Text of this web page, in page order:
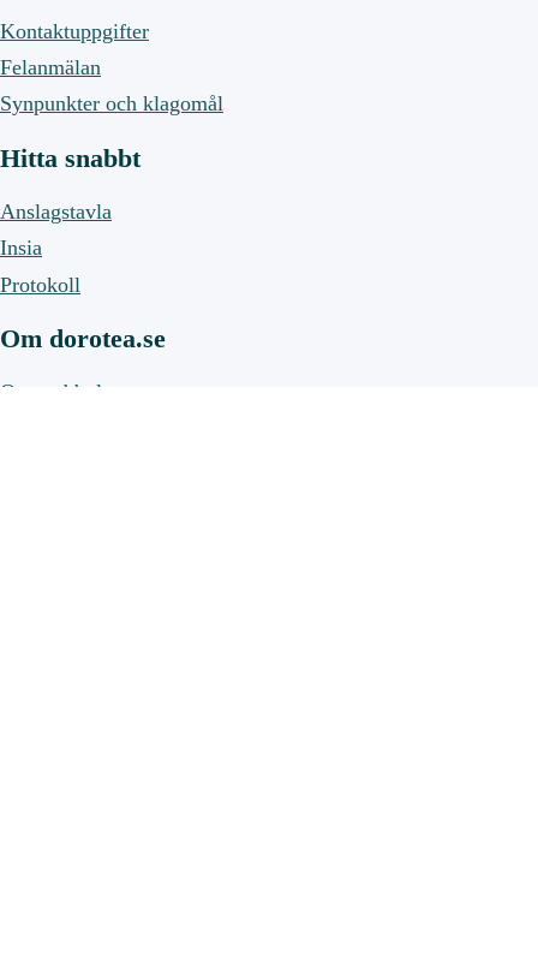
Kontaktuppgifter
Felanmälan
Synpunkter och klagomål
Hitta snabbt
Anslagstavla
Insia
Protokoll
Om dorotea.se
Om webbplatsen